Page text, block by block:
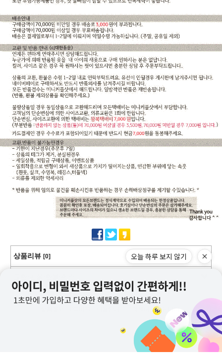
상품리뷰 [0]
커뮤니티
오늘 하루 보지 않기